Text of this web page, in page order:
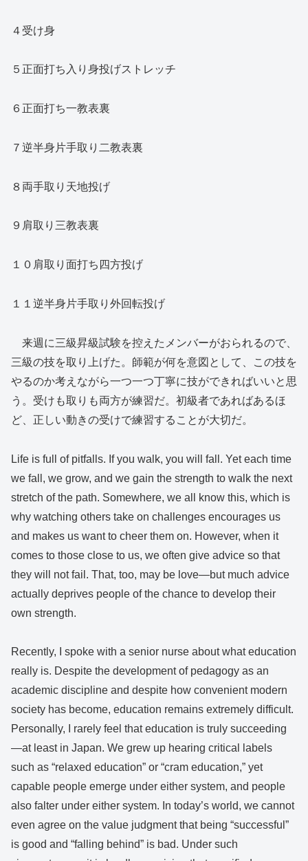
４受け身
５正面打ち入り身投げストレッチ
６正面打ち一教表裏
７逆半身片手取り二教表裏
８両手取り天地投げ
９肩取り三教表裏
１０肩取り面打ち四方投げ
１１逆半身片手取り外回転投げ
来週に三級昇級試験を控えたメンバーがおられるので、
三級の技を取り上げた。師範が何を意図として、この技を
やるのか考えながら一つ一つ丁寧に技ができればいいと思
う。受けも取りも両方が練習だ。初級者であればあるほ
ど、正しい動きの受けで練習することが大切だ。
Life is full of pitfalls. If you walk, you will fall. Yet each time
we fall, we grow, and we gain the strength to walk the next
stretch of the path. Somewhere, we all know this, which is
why watching others take on challenges encourages us
and makes us want to cheer them on. However, when it
comes to those close to us, we often give advice so that
they will not fail. That, too, may be love—but much advice
actually deprives people of the chance to develop their
own strength.
Recently, I spoke with a senior nurse about what education
really is. Despite the development of pedagogy as an
academic discipline and despite how convenient modern
society has become, education remains extremely difficult.
Personally, I rarely feel that education is truly succeeding
—at least in Japan. We grew up hearing critical labels
such as “relaxed education” or “cram education,” yet
capable people emerge under either system, and people
also falter under either system. In today’s world, we cannot
even agree on the value judgment that being “successful”
is good and “falling behind” is bad. Under such